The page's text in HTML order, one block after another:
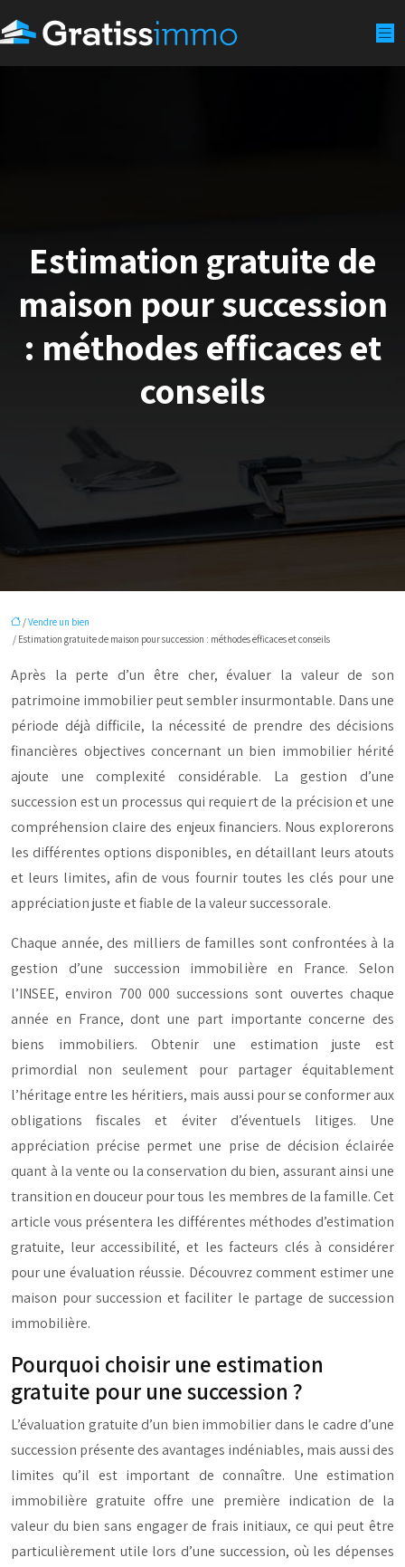
Estimation gratuite de
maison pour succession
: méthodes efficaces et
conseils
/Vendre un bien
/ Estimation gratuite de maison pour succession : méthodes efficaces et conseils
Après la perte d’un être cher, évaluer la valeur de son
patrimoine immobilier peut sembler insurmontable. Dans une
période déjà difficile, la nécessité de prendre des décisions
financières objectives concernant un bien immobilier hérité
ajoute une complexité considérable. La gestion d’une
succession est un processus qui requiert de la précision et une
compréhension claire des enjeux financiers. Nous explorerons
les différentes options disponibles, en détaillant leurs atouts
et leurs limites, afin de vous fournir toutes les clés pour une
appréciation juste et fiable de la valeur successorale.
Chaque année, des milliers de familles sont confrontées à la
gestion d’une succession immobilière en France. Selon
l’INSEE, environ 700 000 successions sont ouvertes chaque
année en France, dont une part importante concerne des
biens immobiliers. Obtenir une estimation juste est
primordial non seulement pour partager équitablement
l’héritage entre les héritiers, mais aussi pour se conformer aux
obligations fiscales et éviter d’éventuels litiges. Une
appréciation précise permet une prise de décision éclairée
quant à la vente ou la conservation du bien, assurant ainsi une
transition en douceur pour tous les membres de la famille. Cet
article vous présentera les différentes méthodes d’estimation
gratuite, leur accessibilité, et les facteurs clés à considérer
pour une évaluation réussie. Découvrez comment estimer une
maison pour succession et faciliter le partage de succession
immobilière.
Pourquoi choisir une estimation
gratuite pour une succession ?
L’évaluation gratuite d’un bien immobilier dans le cadre d’une
succession présente des avantages indéniables, mais aussi des
limites qu’il est important de connaître. Une estimation
immobilière gratuite offre une première indication de la
valeur du bien sans engager de frais initiaux, ce qui peut être
particulièrement utile lors d’une succession, où les dépenses